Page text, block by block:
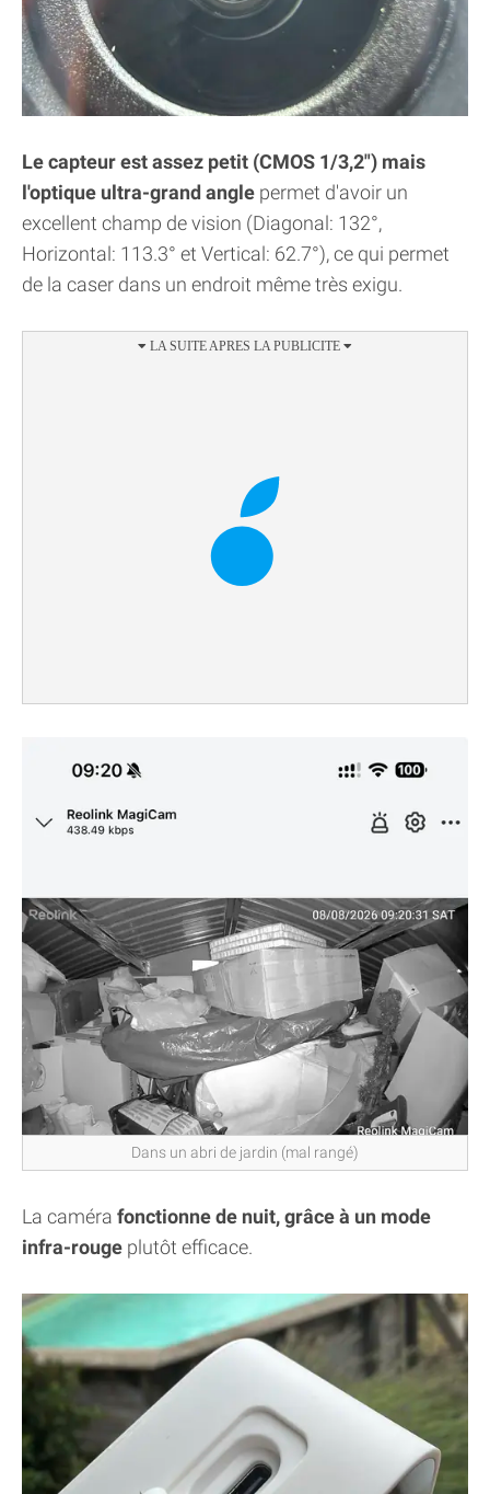
Le capteur est assez petit (CMOS 1/3,2") mais
l'optique ultra-grand angle permet d'avoir un
excellent champ de vision (Diagonal: 132°,
Horizontal: 113.3° et Vertical: 62.7°), ce qui permet
de la caser dans un endroit même très exigu.
Dans un abri de jardin (mal rangé)
La caméra fonctionne de nuit, grâce à un mode
infra-rouge plutôt efficace.